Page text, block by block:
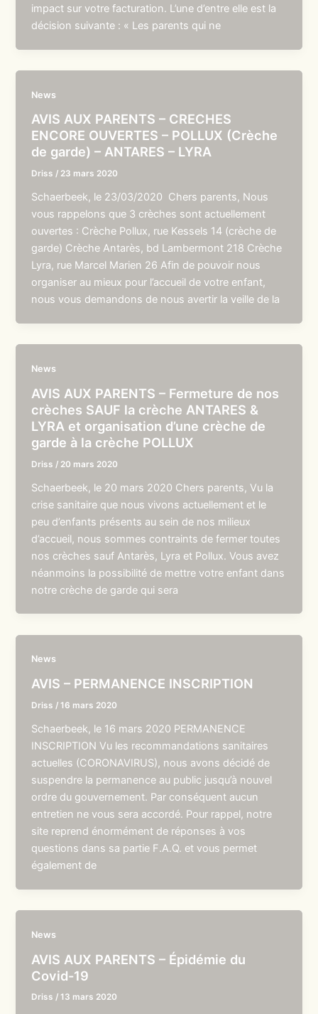
impact sur votre facturation. L’une d’entre elle est la
décision suivante : « Les parents qui ne
News
AVIS AUX PARENTS – CRECHES
ENCORE OUVERTES – POLLUX (Crèche
de garde) – ANTARES – LYRA
Driss / 23 mars 2020
Schaerbeek, le 23/03/2020 Chers parents, Nous
vous rappelons que 3 crèches sont actuellement
ouvertes : Crèche Pollux, rue Kessels 14 (crèche de
garde) Crèche Antarès, bd Lambermont 218 Crèche
Lyra, rue Marcel Marien 26 Afin de pouvoir nous
organiser au mieux pour l’accueil de votre enfant,
nous vous demandons de nous avertir la veille de la
News
AVIS AUX PARENTS – Fermeture de nos
crèches SAUF la crèche ANTARES &
LYRA et organisation d’une crèche de
garde à la crèche POLLUX
Driss / 20 mars 2020
Schaerbeek, le 20 mars 2020 Chers parents, Vu la
crise sanitaire que nous vivons actuellement et le
peu d’enfants présents au sein de nos milieux
d’accueil, nous sommes contraints de fermer toutes
nos crèches sauf Antarès, Lyra et Pollux. Vous avez
néanmoins la possibilité de mettre votre enfant dans
notre crèche de garde qui sera
News
AVIS – PERMANENCE INSCRIPTION
Driss /16 mars 2020
Schaerbeek, le 16 mars 2020 PERMANENCE
INSCRIPTION Vu les recommandations sanitaires
actuelles (CORONAVIRUS), nous avons décidé de
suspendre la permanence au public jusqu’à nouvel
ordre du gouvernement. Par conséquent aucun
entretien ne vous sera accordé. Pour rappel, notre
site reprend énormément de réponses à vos
questions dans sa partie F.A.Q. et vous permet
également de
News
AVIS AUX PARENTS – Épidémie du
Covid-19
Driss /13 mars 2020